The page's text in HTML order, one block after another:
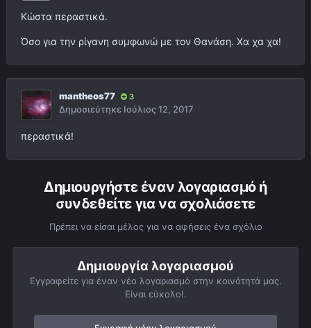
Κώστα περαστικά.
Όσο για την ρίγανη συμφωνώ με τον Θανάση. Χα χα χα!
mantheos77 3
Δημοσιεύτηκε Ιούλιος 12, 2017
περαστικά!
Δημιουργήστε έναν λογαριασμό ή
συνδεθείτε για να σχολιάσετε
Πρέπει να είσαι μέλος για να αφήσεις ένα σχόλιο
Δημιουργία λογαριασμού
Εγγραφείτε για έναν νέο λογαριασμό στην κοινότητά μας.
Είναι εύκολο!.